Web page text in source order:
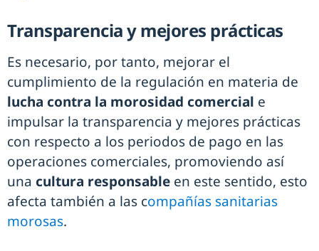
Transparencia y mejores prácticas
Es necesario, por tanto, mejorar el
cumplimiento de la regulación en materia de
lucha contra la morosidad comercial e
impulsar la transparencia y mejores prácticas
con respecto a los periodos de pago en las
operaciones comerciales, promoviendo así
una cultura responsable en este sentido, esto
afecta también a las compañías sanitarias
morosas.